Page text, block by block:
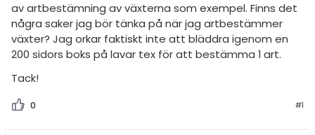
av artbestämning av växterna som exempel. Finns det
några saker jag bör tänka på när jag artbestämmer
växter? Jag orkar faktiskt inte att bläddra igenom en
200 sidors boks på lavar tex för att bestämma 1 art.
Tack!
0 #1
Universitet
Allmänna diskussioner